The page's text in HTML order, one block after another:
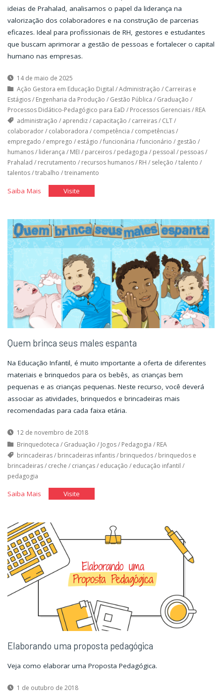
ideias de Prahalad, analisamos o papel da liderança na
valorização dos colaboradores e na construção de parcerias
eficazes. Ideal para profissionais de RH, gestores e estudantes
que buscam aprimorar a gestão de pessoas e fortalecer o capital
humano nas empresas.
14 de maio de 2025
Ação Gestora em Educação Digital /Administração / Carreiras e
Estágios/ Engenharia da Produção / Gestão Pública / Graduação /
Processos Didático-Pedagógico para EaD / Processos Gerenciais/ REA
administração / aprendiz/ capacitação / carreiras/ CLT/
colaborador/ colaboradora / competência / competências/
empregado / emprego / estágio /funcionária /funcionário / gestão /
humanos/ liderança / MEI / parceiros/ pedagogia / pessoal / pessoas/
Prahalad / recrutamento / recursos humanos/ RH / seleção /talento /
talentos/trabalho /treinamento
Saiba Mais"As
Bem
mais
Valioso
Organização"
Visite"As
Bem
mais
Valioso
da
Organização"
Quem brinca seus males espanta
Na Educação Infantil, é muito importante a oferta de diferentes
materiais e brinquedos para os bebês, as crianças bem
pequenas e as crianças pequenas. Neste recurso, você deverá
associar as atividades, brinquedos e brincadeiras mais
recomendadas para cada faixa etária.
12 de novembro de 2018
Brinquedoteca / Graduação / Jogos/ Pedagogia / REA
brincadeiras/ brincadeiras infantis/ brinquedos/ brinquedos e
brincadeiras/ creche / crianças/ educação / educação infantil /
pedagogia
Saiba Mais"Quem
males
espanta"
Visite"Quem
espanta"
Elaborando uma proposta pedagógica
Veja como elaborar uma Proposta Pedagógica.
1 de outubro de 2018